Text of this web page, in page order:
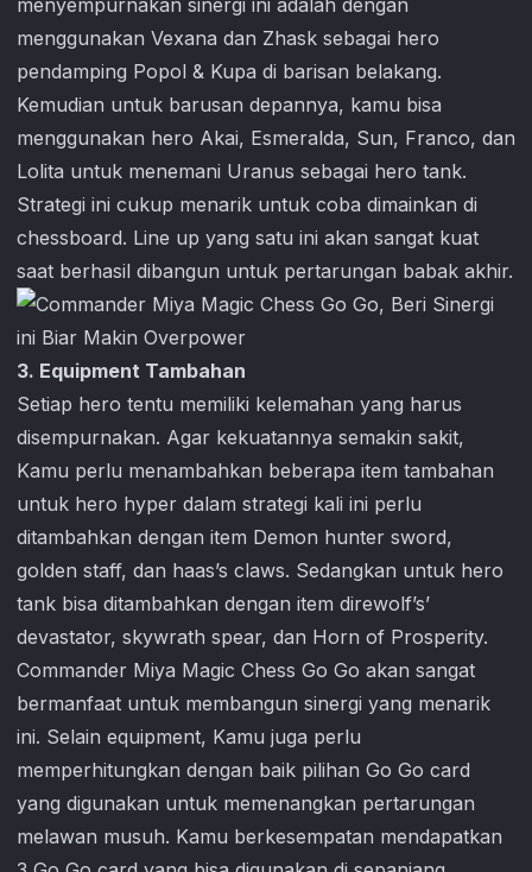
menyempurnakan sinergi ini adalah dengan
menggunakan Vexana dan Zhask sebagai hero
pendamping Popol & Kupa di barisan belakang.
Kemudian untuk barusan depannya, kamu bisa
menggunakan hero Akai, Esmeralda, Sun, Franco, dan
Lolita untuk menemani Uranus sebagai hero tank.
Strategi ini cukup menarik untuk coba dimainkan di
chessboard. Line up yang satu ini akan sangat kuat
saat berhasil dibangun untuk pertarungan babak akhir.
3. Equipment Tambahan
Setiap hero tentu memiliki kelemahan yang harus
disempurnakan. Agar kekuatannya semakin sakit,
Kamu perlu menambahkan beberapa item tambahan
untuk hero hyper dalam strategi kali ini perlu
ditambahkan dengan item Demon hunter sword,
golden staff, dan haas’s claws. Sedangkan untuk hero
tank bisa ditambahkan dengan item direwolf’s’
devastator, skywrath spear, dan Horn of Prosperity.
Commander Miya Magic Chess Go Go akan sangat
bermanfaat untuk membangun sinergi yang menarik
ini. Selain equipment, Kamu juga perlu
memperhitungkan dengan baik pilihan Go Go card
yang digunakan untuk memenangkan pertarungan
melawan musuh. Kamu berkesempatan mendapatkan